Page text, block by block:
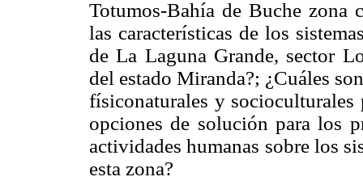
Totumos-Bahía de Buche zona
las características de los
de La Laguna Grande, sector
del estado Miranda?; ¿Cuáles
físiconaturales y socioculturales
opciones de solución para los
actividades humanas sobre los
esta zona?